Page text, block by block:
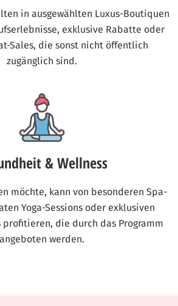
in ausgewählten Luxus-Boutiquen
exklusive Rabatte oder
Sales, die sonst nicht öffentlich
zugänglich sind.
& Wellness
möchte, kann von besonderen Spa-
Yoga-Sessions oder exklusiven
profitieren, die durch das Programm
angeboten werden.